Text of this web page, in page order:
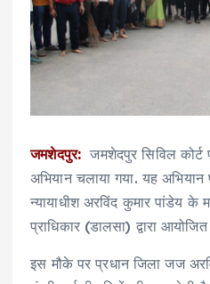
जमशेदपुर: जमशेदपुर सिविल कोर्ट
अभियान चलाया गया. यह
न्यायाधीश अरविंद कुमार पांडेय के
प्राधिकार (डालसा) द्वारा
इस मौके पर प्रधान जिला जज